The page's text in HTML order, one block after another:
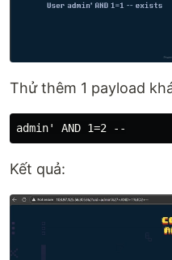
Thử thêm 1 payload
Kết quả: